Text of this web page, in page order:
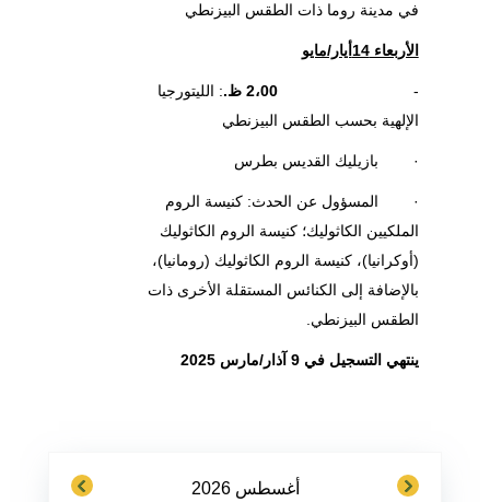
في مدينة روما ذات الطقس البيزنطي
الأربعاء 14أيار/مايو
-2،00 ظ.
: الليتورجيا
الإلهية بحسب الطقس البيزنطي
· بازيليك القديس بطرس
· المسؤول عن الحدث: كنيسة الروم
الملكيين الكاثوليك؛ كنيسة الروم الكاثوليك
(أوكرانيا)، كنيسة الروم الكاثوليك (رومانيا)،
بالإضافة إلى الكنائس المستقلة الأخرى ذات
الطقس البيزنطي.
ينتهي التسجيل في 9 آذار/مارس 2025
previous أغسطس 2026 next